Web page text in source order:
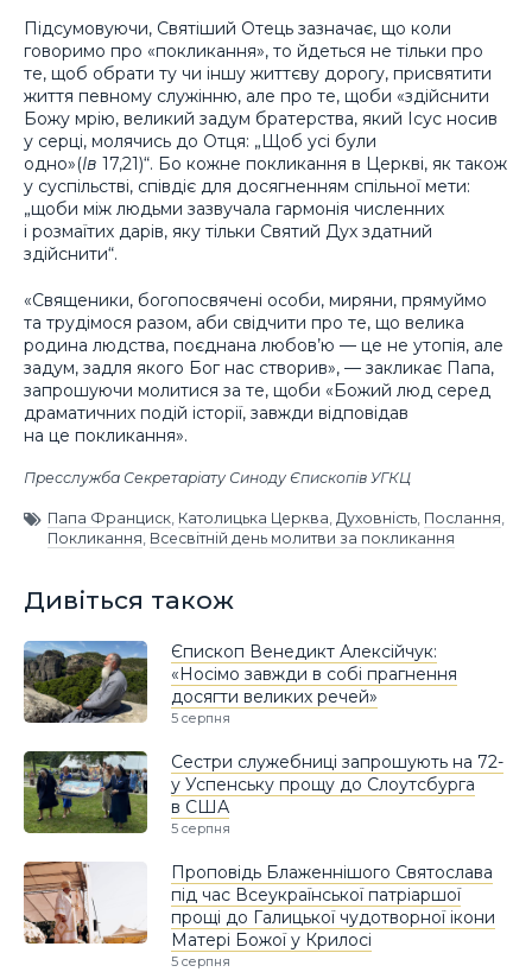
Підсумовуючи, Святіший Отець зазначає, що коли
говоримо про «покликання», то йдеться не тільки про
те, щоб обрати ту чи іншу життєву дорогу, присвятити
життя певному служінню, але про те, щоби «здійснити
Божу мрію, великий задум братерства, який Ісус носив
у серці, молячись до Отця: „Щоб усі були
одно»(Ів 17,21)“. Бо кожне покликання в Церкві, як також
у суспільстві, співдіє для досягненням спільної мети:
„щоби між людьми зазвучала гармонія численних
і розмаїтих дарів, яку тільки Святий Дух здатний
здійснити“.
«Священики, богопосвячені особи, миряни, прямуймо
та трудімося разом, аби свідчити про те, що велика
родина людства, поєднана любов’ю — це не утопія, але
задум, задля якого Бог нас створив», — закликає Папа,
запрошуючи молитися за те, щоби «Божий люд серед
драматичних подій історії, завжди відповідав
на це покликання».
Пресслужба Секретаріату Синоду Єпископів УГКЦ
Папа Франциск, Католицька Церква, Духовність, Послання,
Покликання, Всесвітній день молитви за покликання
Дивіться також
Єпископ Венедикт Алексійчук:
«Носімо завжди в собі прагнення
досягти великих речей»
5 серпня
Сестри служебниці запрошують на 72-
у Успенську прощу до Слоутсбурга
в США
5 серпня
Проповідь Блаженнішого Святослава
під час Всеукраїнської патріаршої
прощі до Галицької чудотворної ікони
Матері Божої у Крилосі
5 серпня